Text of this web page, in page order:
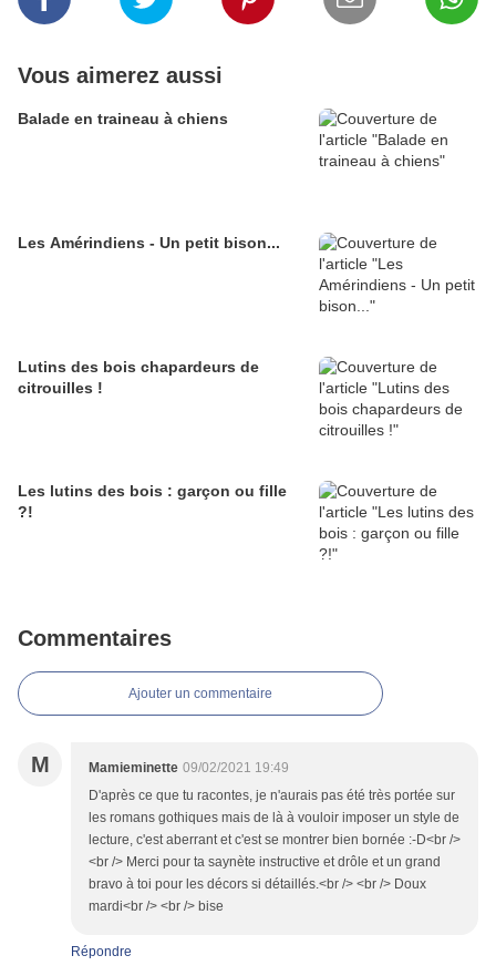
Vous aimerez aussi
Balade en traineau à chiens
Les Amérindiens - Un petit bison...
Lutins des bois chapardeurs de
citrouilles !
Les lutins des bois : garçon ou fille
?!
Commentaires
Ajouter un commentaire
M Mamieminette 09/02/2021 19:49
D'après ce que tu racontes, je n'aurais pas été très portée sur
les romans gothiques mais de là à vouloir imposer un style de
lecture, c'est aberrant et c'est se montrer bien bornée :-D<br />
<br /> Merci pour ta saynète instructive et drôle et un grand
bravo à toi pour les décors si détaillés.<br /> <br /> Doux
mardi<br /> <br /> bise
Répondre